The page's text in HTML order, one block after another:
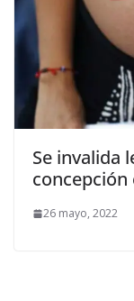
Se invalida
concepción
26 mayo, 2022